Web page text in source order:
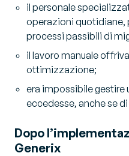
il personale
operazioni quotidiane,
processi passibili di
il lavoro manuale
ottimizzazione;
era impossibile gestire
eccedesse, anche se
Dopo
Generix